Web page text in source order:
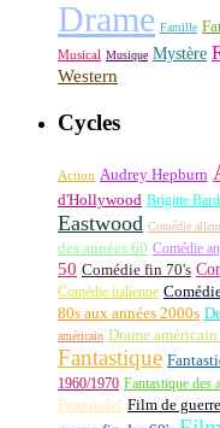
Drame Famille
Musical Musique Mystère
Western
Cycles
Action Audrey Hepburn
d'Hollywood Brigitte
Eastwood Comédie
des années 60 Comédie
50 Comédie fin 70's
Comédie italienne
80s aux années 2000s
américain Drame américain
Fantastique
1960/1970 Fantastique des
Fernandel Film de